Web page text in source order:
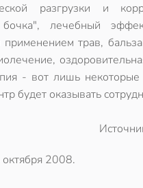
разгрузки и
бочка", лечебный
применением трав,
- вот лишь
будет оказывать
октября 2008.